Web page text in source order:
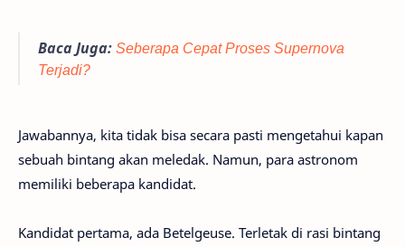
Baca Juga:Seberapa Cepat Proses Supernova
Terjadi?
Jawabannya, kita tidak bisa secara pasti mengetahui kapan
sebuah bintang akan meledak. Namun, para astronom
memiliki beberapa kandidat.
Kandidat pertama, ada Betelgeuse. Terletak di rasi bintang